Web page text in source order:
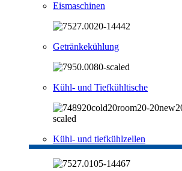
Eismaschinen
Getränkekühlung
Kühl- und Tiefkühltische
Kühl- und tiefkühlzellen